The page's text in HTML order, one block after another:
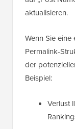
aktualisieren.
Wenn Sie
Permalink-
der
Beispiel:
Verlust